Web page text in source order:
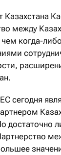
Казахстана
между
чем когда-
сегодня
достаточно